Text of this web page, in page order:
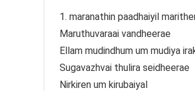
1.⁠ ⁠maranathin paadhaiyil
Maruthuvaraai vandheerae
Ellam mudindhum um mudiya
Sugavazhvai thulira seidheerae
Nirkiren um kirubaiyal